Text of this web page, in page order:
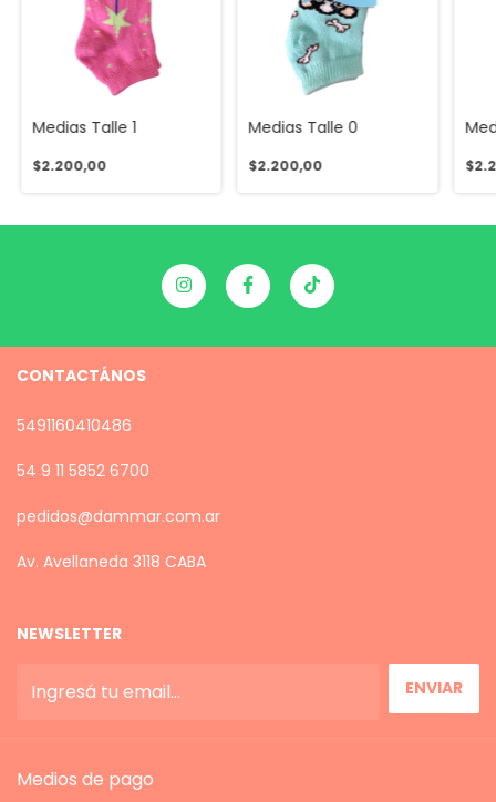
Medias Talle 1
$2.200,00
Medias Talle 0
$2.200,00
CONTACTÁNOS
5491160410486
54 9 11 5852 6700
pedidos@dammar.com.ar
Av. Avellaneda 3118 CABA
NEWSLETTER
Medios de pago